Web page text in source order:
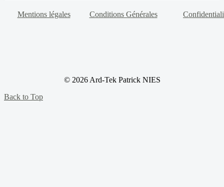
Mentions légales Conditions Générales
© 2026 Ard-Tek Patrick NIES
Back to Top